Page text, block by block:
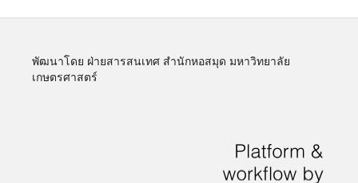
พัฒนาโดย ฝ่ายสารสนเทศ สำนักหอสมุด มหาวิทยาลัย
เกษตรศาสตร์